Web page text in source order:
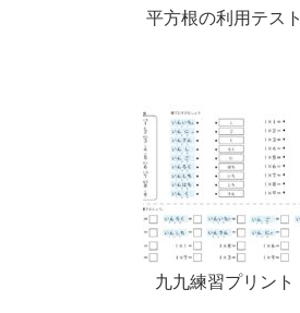
平方根の利用テスト
九九練習プリント